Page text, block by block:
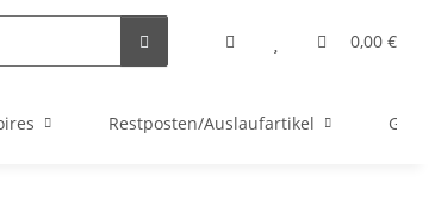
0,00 €
Restposten/Auslaufartikel